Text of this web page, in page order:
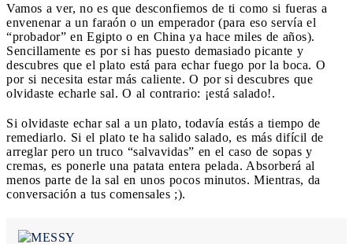
Vamos a ver, no es que desconfiemos de ti como si fueras a
envenenar a un faraón o un emperador (para eso servía el
“probador” en Egipto o en China ya hace miles de años).
Sencillamente es por si has puesto demasiado picante y
descubres que el plato está para echar fuego por la boca. O
por si necesita estar más caliente. O por si descubres que
olvidaste echarle sal. O al contrario: ¡está salado!.
Si olvidaste echar sal a un plato, todavía estás a tiempo de
remediarlo. Si el plato te ha salido salado, es más difícil de
arreglar pero un truco “salvavidas” en el caso de sopas y
cremas, es ponerle una patata entera pelada. Absorberá al
menos parte de la sal en unos pocos minutos. Mientras, da
conversación a tus comensales ;).